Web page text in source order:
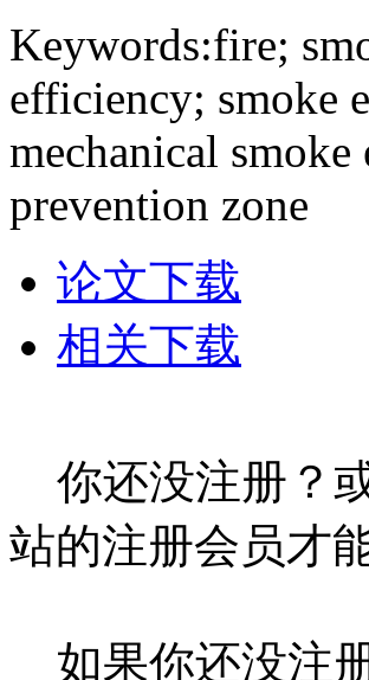
Keywords:fire;
efficiency; smoke
mechanical smoke
prevention zone
论文下载
相关下载
你还没注册？
站的注册会员才
如果你还没注